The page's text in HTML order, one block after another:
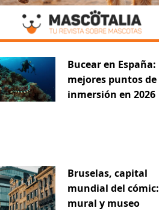
Bucear en España:
mejores puntos de
inmersión en 2026
Bruselas, capital
mundial del cómic:
mural y museo